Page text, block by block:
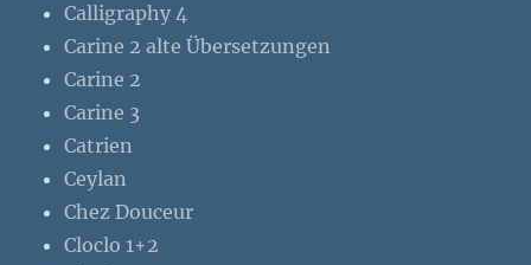
Calligraphy 4
Carine 2 alte Übersetzungen
Carine 2
Carine 3
Catrien
Ceylan
Chez Douceur
Cloclo 1+2